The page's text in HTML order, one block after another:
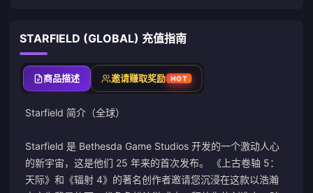
STARFIELD (GLOBAL) 充值指南
商品描述 邀请赚取奖励 HOT
Starfield 简介（全球）
Starfield 是 Bethesda Game Studios 开发的一个激动人心
的新宇宙，这是他们 25 年来的首次发布。 《上古卷轴 5：
天际》和《辐射 4》的著名创作者邀请您沉浸在这款以浩瀚